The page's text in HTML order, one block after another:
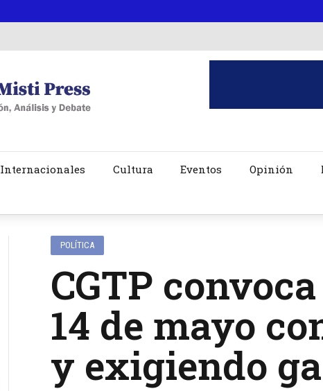
Internacionales Cultura Eventos Opinión
POLÍTICA
CGTP
14 de mayo
y exigiendo